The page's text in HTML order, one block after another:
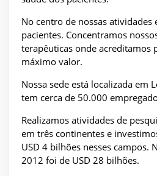
No centro de nossas atividades
pacientes. Concentramos
terapêuticas onde
máximo valor.
Nossa sede está localizada em
tem cerca de 50.000
Realizamos atividades de
em três continentes e
USD 4 bilhões nesses campos.
2012 foi de USD 28 bilhões.